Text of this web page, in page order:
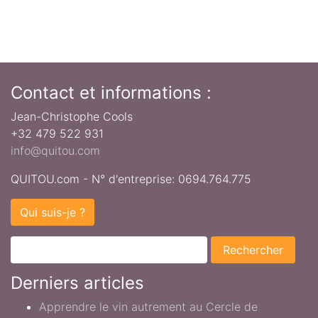
Contact et informations :
Jean-Christophe Cools
+32 479 522 931
info@quitou.com
QUITOU.com - N° d'entreprise: 0694.764.775
Qui suis-je ?
Derniers articles
Apprendre le vin autrement au Cercle de